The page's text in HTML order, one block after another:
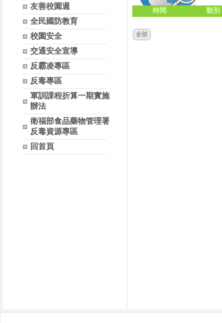
友善校園週
全民國防教育
校園安全
交通安全宣導
反霸凌專區
反毒專區
軍訓課程折算一期實施
辦法
衛福部食品藥物管理署
反毒資源專區
回首頁
時間 類別
全部